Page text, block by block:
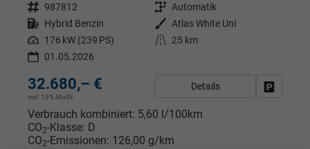
Fahrzeugnr. 987812 Getriebe Automatik
Kraftstoff Hybrid Benzin Außenfarbe
Atlas White Uni
Leistung 176 kW (239 PS) Kilometerstand
25 km
01.05.2026
32.680,– €
incl. 19% MwSt.
Details
Verbrauch kombiniert: 5,60 l/100km
CO2-Klasse: D
CO2-Emissionen: 126,00 g/km